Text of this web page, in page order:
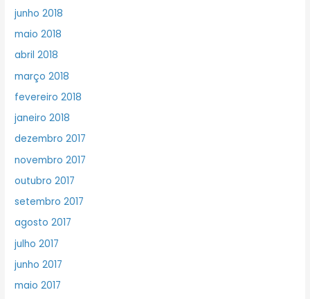
junho 2018
maio 2018
abril 2018
março 2018
fevereiro 2018
janeiro 2018
dezembro 2017
novembro 2017
outubro 2017
setembro 2017
agosto 2017
julho 2017
junho 2017
maio 2017